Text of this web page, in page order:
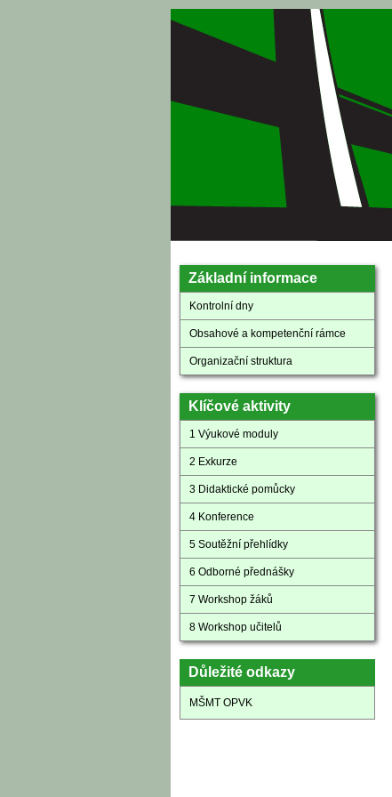
Základní informace
Kontrolní dny
Obsahové a kompetenční rámce
Organizační struktura
Klíčové aktivity
1 Výukové moduly
2 Exkurze
3 Didaktické pomůcky
4 Konference
5 Soutěžní přehlídky
6 Odborné přednášky
7 Workshop žáků
8 Workshop učitelů
Důležité odkazy
MŠMT OPVK